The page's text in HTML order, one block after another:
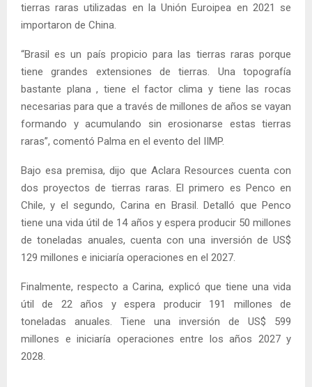
tierras raras utilizadas en la Unión Euroipea en 2021 se
importaron de China.
“Brasil es un país propicio para las tierras raras porque
tiene grandes extensiones de tierras. Una topografía
bastante plana , tiene el factor clima y tiene las rocas
necesarias para que a través de millones de años se vayan
formando y acumulando sin erosionarse estas tierras
raras”, comentó Palma en el evento del IIMP.
Bajo esa premisa, dijo que Aclara Resources cuenta con
dos proyectos de tierras raras. El primero es Penco en
Chile, y el segundo, Carina en Brasil. Detalló que Penco
tiene una vida útil de 14 años y espera producir 50 millones
de toneladas anuales, cuenta con una inversión de US$
129 millones e iniciaría operaciones en el 2027.
Finalmente, respecto a Carina, explicó que tiene una vida
útil de 22 años y espera producir 191 millones de
toneladas anuales. Tiene una inversión de US$ 599
millones e iniciaría operaciones entre los años 2027 y
2028.